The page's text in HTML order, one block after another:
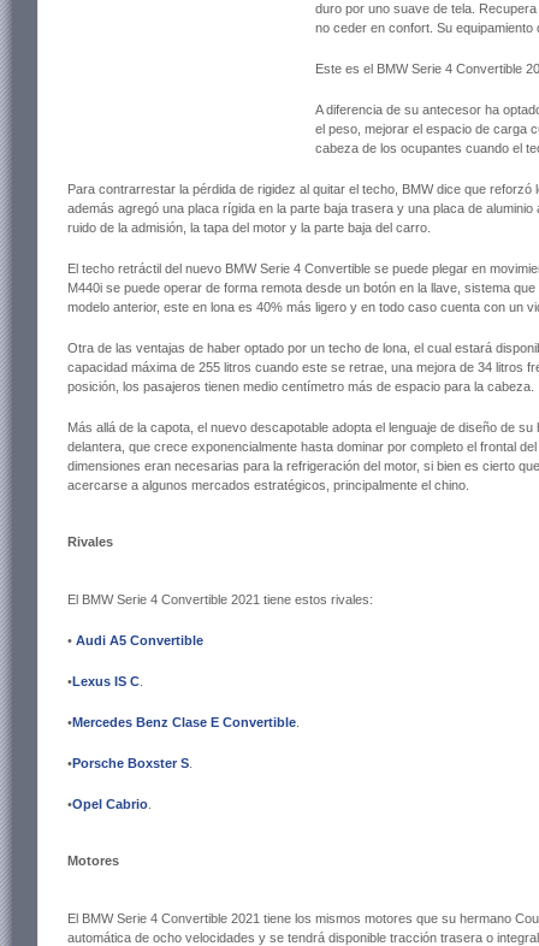
duro por uno suave de tela.
no ceder en confort. Su
Este es el BMW Serie 4 Convertible
A diferencia de su antecesor ha
el peso, mejorar el espacio de carga
cabeza de los ocupantes cuando el
Para contrarrestar la pérdida de rigidez al quitar el techo, BMW dice que
además agregó una placa rígida en la parte baja trasera y una placa de
ruido de la admisión, la tapa del motor y la parte baja del carro.
El techo retráctil del nuevo BMW Serie 4 Convertible se puede plegar en
M440i se puede operar de forma remota desde un botón en la llave, sistema
modelo anterior, este en lona es 40% más ligero y en todo caso cuenta con un
Otra de las ventajas de haber optado por un techo de lona, el cual estará
capacidad máxima de 255 litros cuando este se retrae, una mejora de 34 litros
posición, los pasajeros tienen medio centímetro más de espacio para la cabeza.
Más allá de la capota, el nuevo descapotable adopta el lenguaje de diseño de
delantera, que crece exponencialmente hasta dominar por completo el frontal
dimensiones eran necesarias para la refrigeración del motor, si bien es cierto
acercarse a algunos mercados estratégicos, principalmente el chino.
Rivales
El BMW Serie 4 Convertible 2021 tiene estos rivales:
• Audi A5 Convertible
•Lexus IS C
•Mercedes Benz Clase E Convertible
•Porsche Boxster S
•Opel Cabrio
Motores
El BMW Serie 4 Convertible 2021 tiene los mismos motores que su hermano
automática de ocho velocidades y se tendrá disponible tracción trasera o